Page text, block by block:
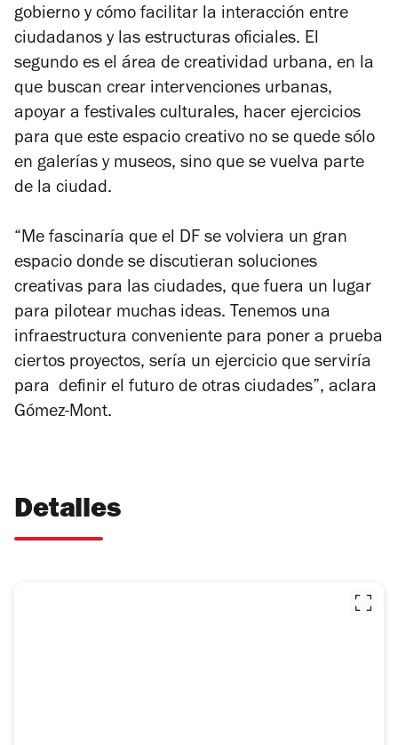
gobierno y cómo facilitar la interacción entre
ciudadanos y las estructuras oficiales. El
segundo es el área de creatividad urbana, en la
que buscan crear intervenciones urbanas,
apoyar a festivales culturales, hacer ejercicios
para que este espacio creativo no se quede sólo
en galerías y museos, sino que se vuelva parte
de la ciudad.
“Me fascinaría que el DF se volviera un gran
espacio donde se discutieran soluciones
creativas para las ciudades, que fuera un lugar
para pilotear muchas ideas. Tenemos una
infraestructura conveniente para poner a prueba
ciertos proyectos, sería un ejercicio que serviría
para definir el futuro de otras ciudades”, aclara
Gómez-Mont.
Detalles